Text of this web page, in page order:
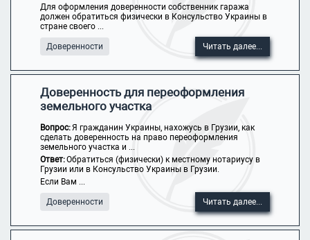
Для оформления доверенности собственник гаража
должен обратиться физически в Консульство Украины в
стране своего ...
Доверенности Читать далее...
Доверенность для переоформления
земельного участка
Вопрос:Я гражданин Украины, нахожусь в Грузии, как
сделать доверенность на право переоформления
земельного участка и ...
Ответ:Обратиться (физически) к местному нотариусу в
Грузии или в Консульство Украины в Грузии.
Если Вам ...
Доверенности Читать далее...